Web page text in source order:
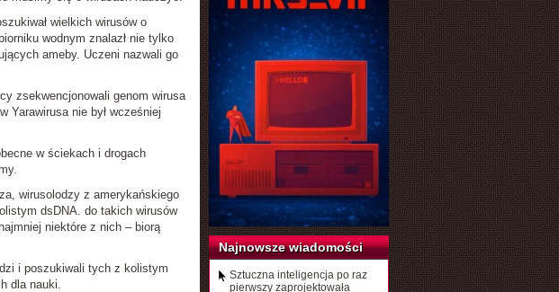
wielkich wirusów o
wodnym znalazł nie tylko
ameby. Uczeni nazwali go
zsekwencjonowali genom wirusa
Yarawirusa nie był wcześniej
w ściekach i drogach
wirusolodzy z amerykańskiego
dsDNA. do takich wirusów
niektóre z nich – biorą
i poszukiwali tych z kolistym
dla nauki.
Najnowsze wiadomości
Sztuczna inteligencja po raz
pierwszy zaprojektowała